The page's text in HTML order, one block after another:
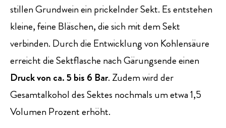
stillen Grundwein ein prickelnder Sekt. Es entstehen
kleine, feine Bläschen, die sich mit dem Sekt
verbinden. Durch die Entwicklung von Kohlensäure
erreicht die Sektflasche nach Gärungsende einen
Druck von ca. 5 bis 6 Bar. Zudem wird der
Gesamtalkohol des Sektes nochmals um etwa 1,5
Volumen Prozent erhöht.